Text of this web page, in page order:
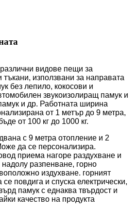
видове пещи за
тъкани, използвани за направата
без лепило, кокосови и
звукоизолиращ памук и
и др. Работната ширина
от 1 метър до 9 метра,
от 100 кг до 1000 кг.
с 9 метра отопление и 2
да се персонализира.
приема нагоре раздухване и
разпенване, горно
издухване. горният
повдига и спуска електрически,
памук с еднаква твърдост и
качество на продукта